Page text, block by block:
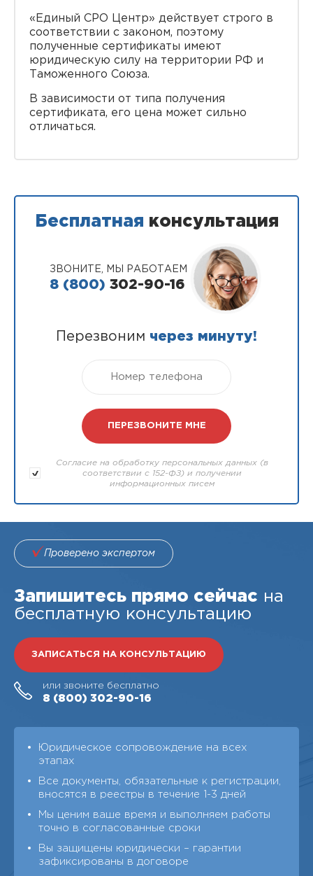
«Единый СРО Центр» действует строго в
соответствии с законом, поэтому
полученные сертификаты имеют
юридическую силу на территории РФ и
Таможенного Союза.
В зависимости от типа получения
сертификата, его цена может сильно
отличаться.
Бесплатная консультация
ЗВОНИТЕ, МЫ РАБОТАЕМ
8 (800) 302-90-16
Перезвоним через минуту!
Согласие на обработку персональных данных (в
соответствии с 152-ФЗ) и получении
информационных писем
Проверено экспертом
Запишитесь прямо сейчас на
бесплатную консультацию
ЗАПИСАТЬСЯ НА КОНСУЛЬТАЦИЮ
или звоните бесплатно
8 (800) 302-90-16
Юридическое сопровождение на всех
этапах
Все документы, обязательные к регистрации,
вносятся в реестры в течение 1-3 дней
Мы ценим ваше время и выполняем работы
точно в согласованные сроки
Вы защищены юридически – гарантии
зафиксированы в договоре